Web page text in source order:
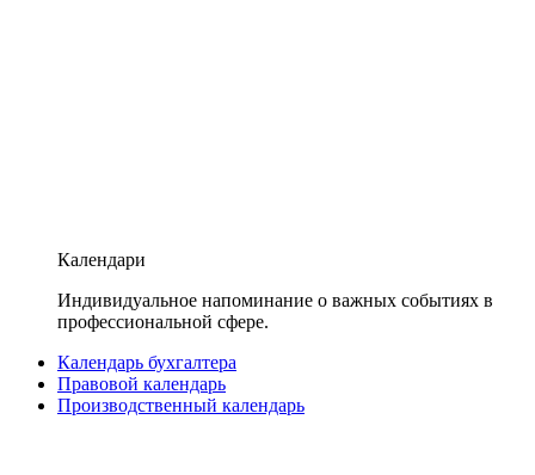
Календари
Индивидуальное напоминание о важных событиях в
профессиональной сфере.
Календарь бухгалтера
Правовой календарь
Производственный календарь